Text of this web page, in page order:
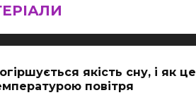
якість сну, і як це
повітря